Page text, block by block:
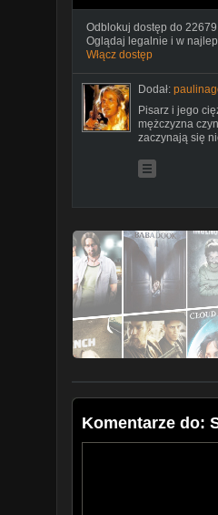
Odblokuj dostęp do
Oglądaj legalnie i w
Włącz dostęp
Dodał:
Pisarz i jego
mężczyzna
zaczynają się
Komentarze do: